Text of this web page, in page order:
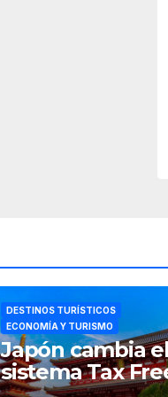
DESTINOS TURÍSTICOS
ECONOMÍA Y TURISMO
Japón cambia
sistema Tax